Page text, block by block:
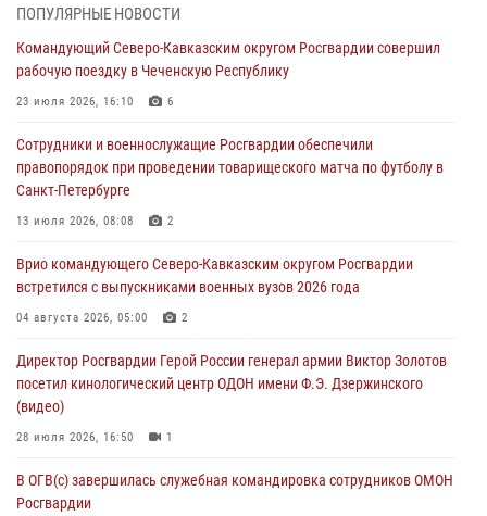
Росгвардейцы провели занятие по стрелковой подготовке для
краеведения Луганской Народной Республики
09 августа 2026, 05:00
проходит в Сибири
09 августа 2026, 04:00 5
Росгвардейцы провели патриотическое занятие для детей на
08 августа 2026, 14:10 3
В ЛНР росгвардейцы провели тренировку по единоборствам для
08 августа 2026, 13:00
ПОПУЛЯРНЫЕ НОВОСТИ
Командующий Северо-Кавказским округом Росгвардии совершил
рабочую поездку в Чеченскую Республику
23 июля 2026, 16:10 6
Сотрудники и военнослужащие Росгвардии обеспечили
правопорядок при проведении товарищеского матча по футболу в
Санкт-Петербурге
13 июля 2026, 08:08 2
Врио командующего Северо-Кавказским округом Росгвардии
встретился с выпускниками военных вузов 2026 года
04 августа 2026, 05:00 2
Директор Росгвардии Герой России генерал армии Виктор Золотов
посетил кинологический центр ОДОН имени Ф.Э. Дзержинского
(видео)
28 июля 2026, 16:50 1
В ОГВ(с) завершилась служебная командировка сотрудников ОМОН
Росгвардии